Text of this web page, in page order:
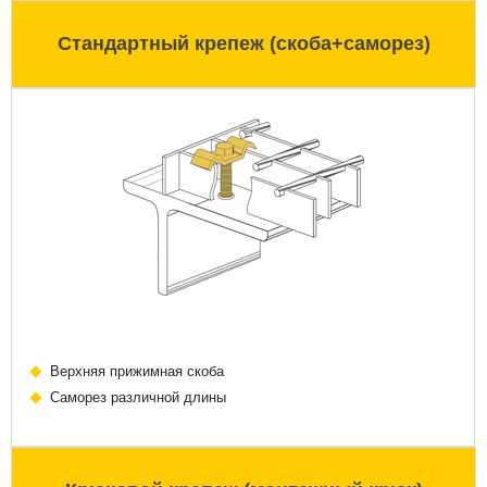
Стандартный крепеж (скоба+саморез)
Верхняя прижимная скоба
Саморез различной длины